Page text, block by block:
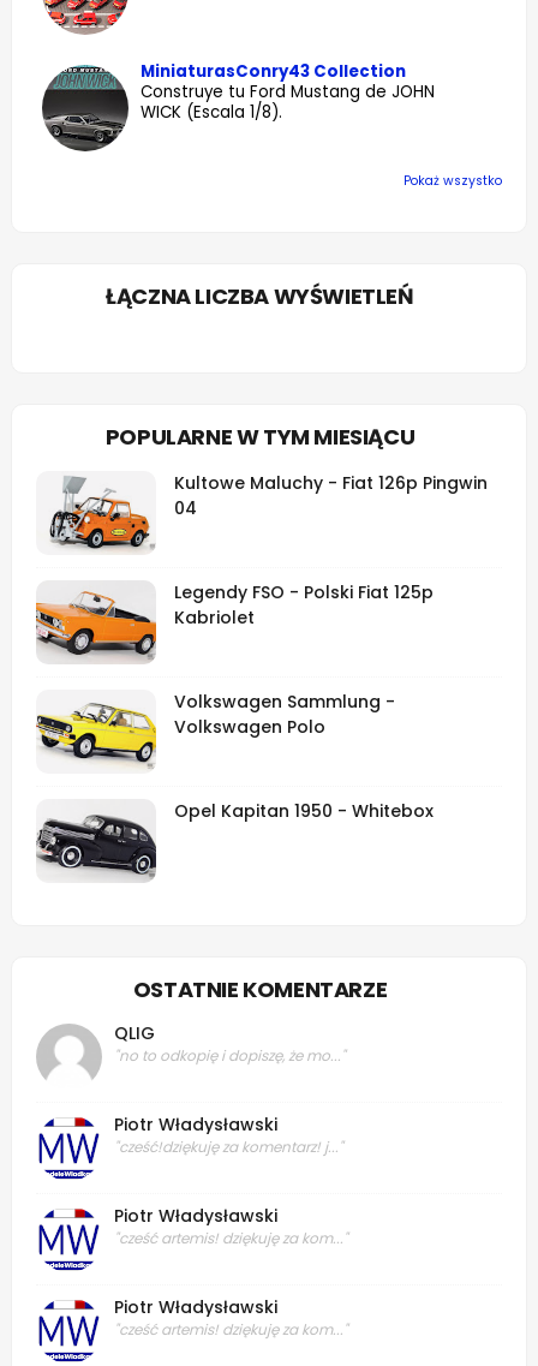
MiniaturasConry43 Collection
Construye tu Ford Mustang de JOHN
WICK (Escala 1/8).
Pokaż wszystko
ŁĄCZNA LICZBA WYŚWIETLEŃ
POPULARNE W TYM MIESIĄCU
Kultowe Maluchy - Fiat 126p Pingwin
04
Legendy FSO - Polski Fiat 125p
Kabriolet
Volkswagen Sammlung -
Volkswagen Polo
Opel Kapitan 1950 - Whitebox
OSTATNIE KOMENTARZE
QLIG
"no to odkopię i dopiszę, że mo..."
Piotr Władysławski
"cześć!dziękuję za komentarz! j..."
Piotr Władysławski
"cześć artemis! dziękuję za kom..."
Piotr Władysławski
"cześć artemis! dziękuję za kom..."